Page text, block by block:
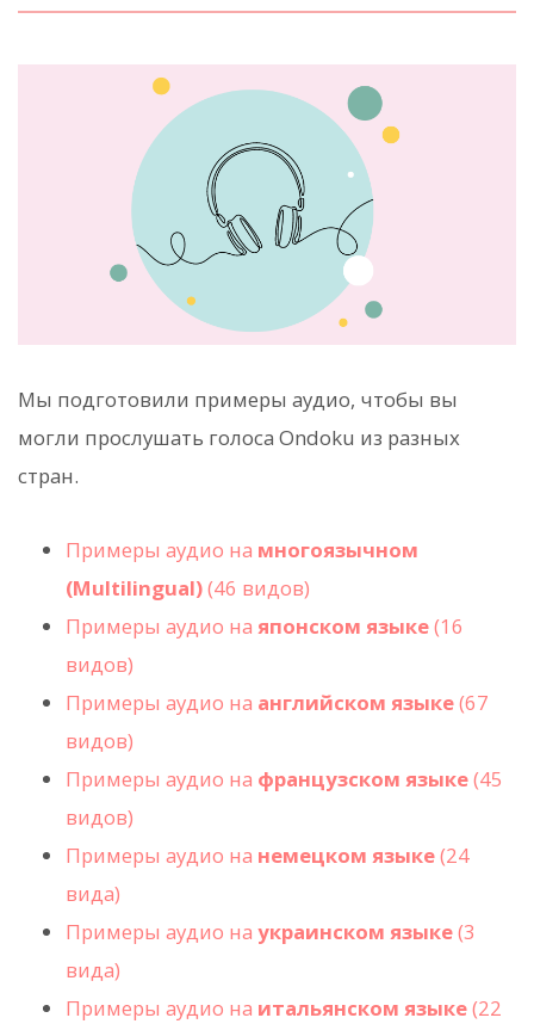
Мы подготовили примеры аудио, чтобы вы
могли прослушать голоса Ondoku из разных
стран.
Примеры аудио на многоязычном
(Multilingual)(46 видов)
Примеры аудио на японском языке(16
видов)
Примеры аудио на английском языке(67
видов)
Примеры аудио на французском языке(45
видов)
Примеры аудио на немецком языке(24
вида)
Примеры аудио на украинском языке(3
вида)
Примеры аудио на итальянском языке(22